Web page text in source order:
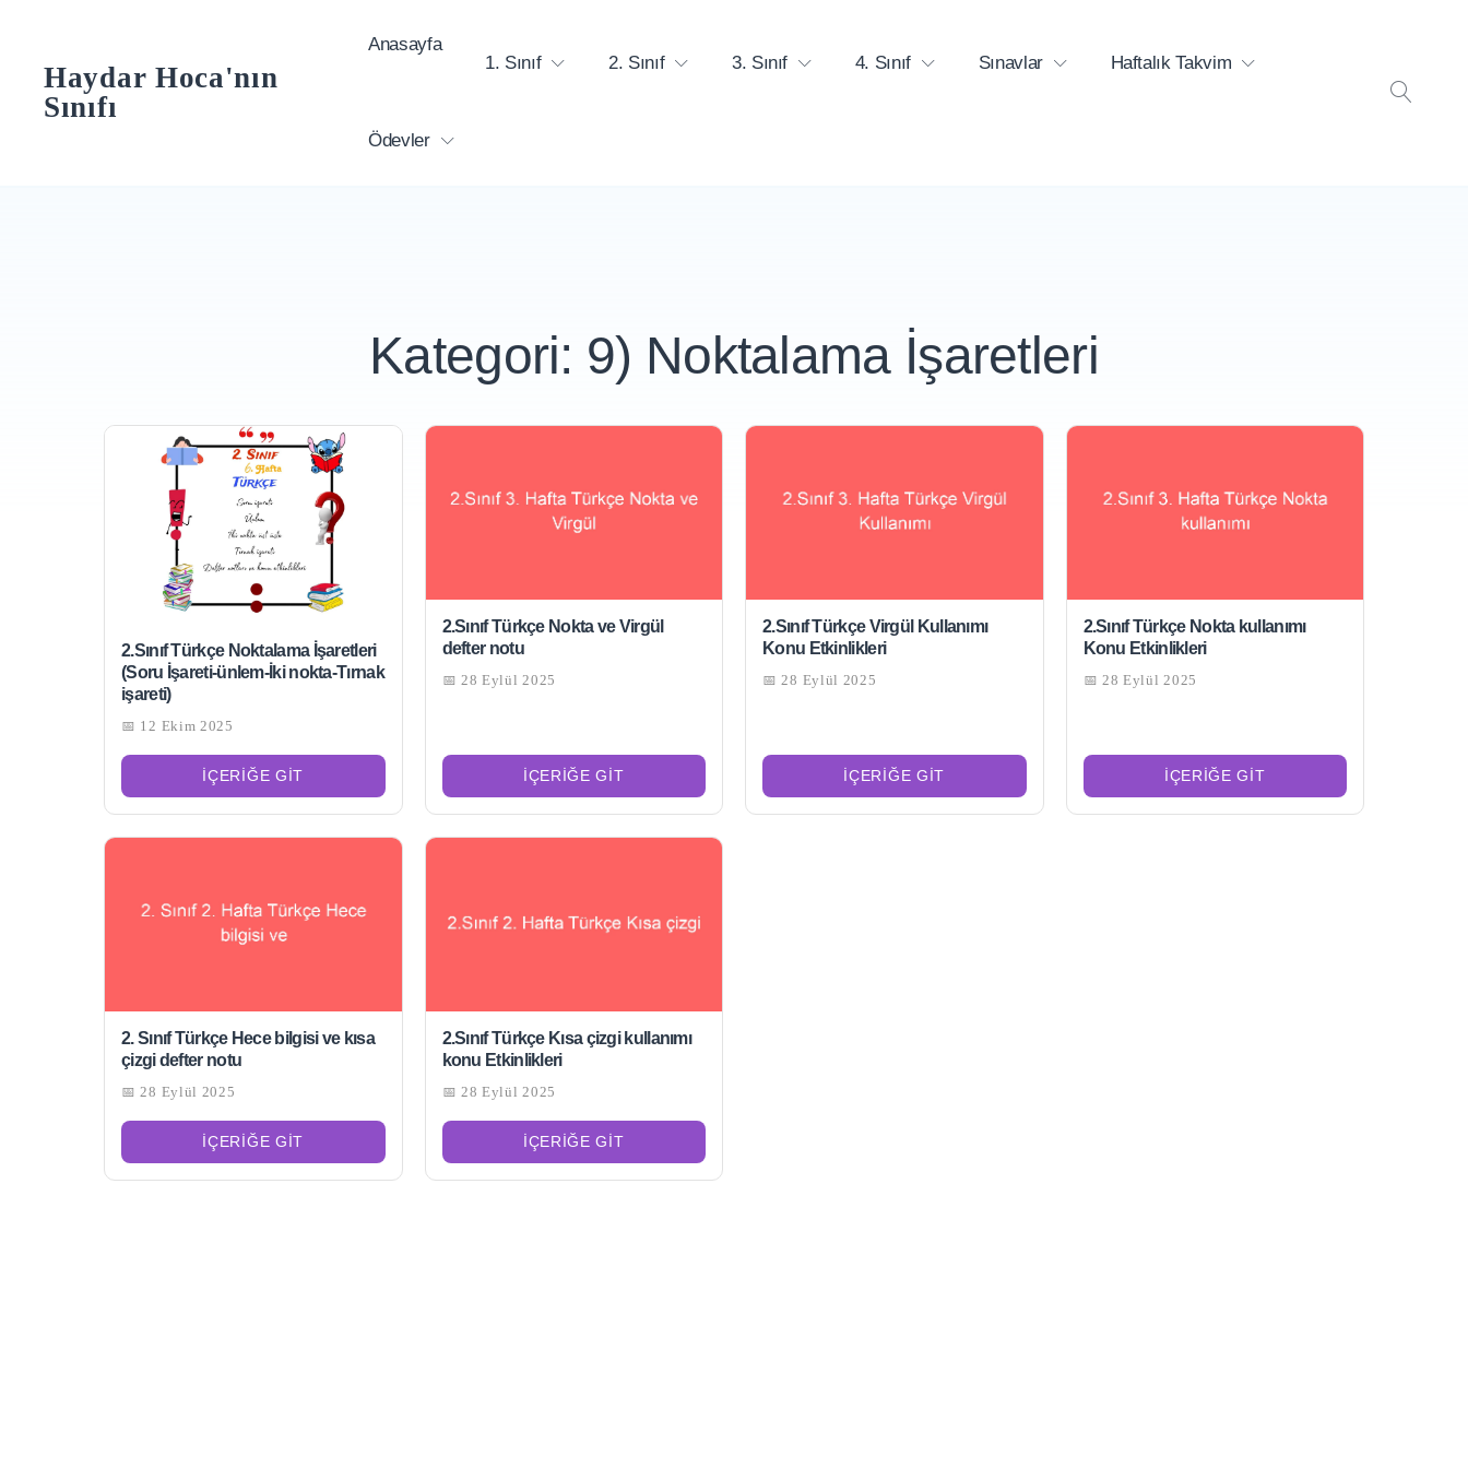
contentHaydar Hoca'nın
Sınıfı
Anasayfa
1. Sınıf
2. Sınıf 3. Sınıf 4. Sınıf Sınavlar Haftalık Takvim
Ödevler
Kategori: 9) Noktalama İşaretleri
2.Sınıf Türkçe Noktalama İşaretleri
(Soru İşareti-ünlem-İki nokta-Tırnak
işareti)
📅 12 Ekim 2025
İÇERIĞE GIT
2.Sınıf Türkçe Nokta ve Virgül
defter notu
📅 28 Eylül 2025
İÇERIĞE GIT
2.Sınıf Türkçe Virgül Kullanımı
Konu Etkinlikleri
📅 28 Eylül 2025
İÇERIĞE GIT
2.Sınıf Türkçe Nokta kullanımı
Konu Etkinlikleri
📅 28 Eylül 2025
İÇERIĞE GIT
2. Sınıf Türkçe Hece bilgisi ve kısa
çizgi defter notu
📅 28 Eylül 2025
İÇERIĞE GIT
2.Sınıf Türkçe Kısa çizgi kullanımı
konu Etkinlikleri
📅 28 Eylül 2025
İÇERIĞE GIT